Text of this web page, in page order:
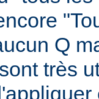
Q
très